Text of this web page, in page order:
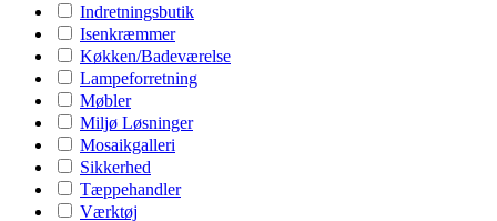
Indretningsbutik
Isenkræmmer
Køkken/Badeværelse
Lampeforretning
Møbler
Miljø Løsninger
Mosaikgalleri
Sikkerhed
Tæppehandler
Værktøj